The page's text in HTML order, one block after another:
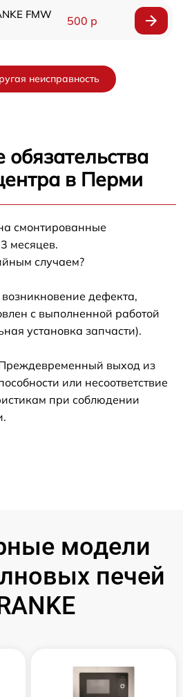
FMW
500 р
неисправность
в Перми
смонтированные
месяцев.
случаем?
дефекта,
с выполненной работой
установка запчасти).
выход из
или несоответствие
при соблюдении
модели
печей